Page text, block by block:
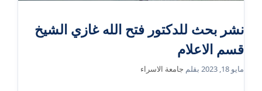
نشر بحث للدكتور فتح الله غازي الشيخ
قسم الاعلام
مايو 18, 2023 بقلم جامعة الاسراء